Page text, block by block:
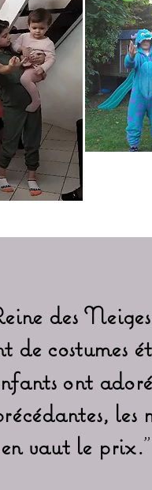
des
de costumes
ont
les
vaut le prix."